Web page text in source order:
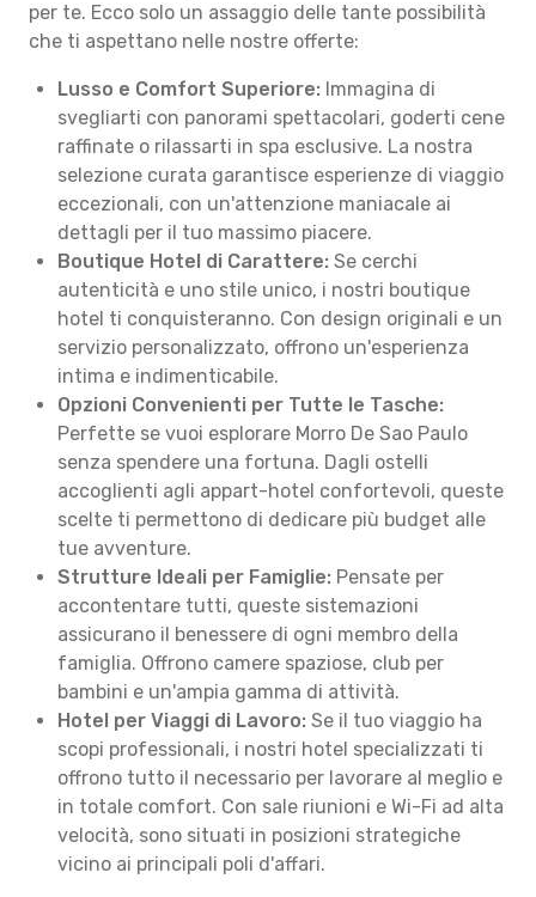
per te. Ecco solo un assaggio delle tante possibilità
che ti aspettano nelle nostre offerte:
Lusso e Comfort Superiore: Immagina di
svegliarti con panorami spettacolari, goderti cene
raffinate o rilassarti in spa esclusive. La nostra
selezione curata garantisce esperienze di viaggio
eccezionali, con un'attenzione maniacale ai
dettagli per il tuo massimo piacere.
Boutique Hotel di Carattere: Se cerchi
autenticità e uno stile unico, i nostri boutique
hotel ti conquisteranno. Con design originali e un
servizio personalizzato, offrono un'esperienza
intima e indimenticabile.
Opzioni Convenienti per Tutte le Tasche:
Perfette se vuoi esplorare Morro De Sao Paulo
senza spendere una fortuna. Dagli ostelli
accoglienti agli appart-hotel confortevoli, queste
scelte ti permettono di dedicare più budget alle
tue avventure.
Strutture Ideali per Famiglie: Pensate per
accontentare tutti, queste sistemazioni
assicurano il benessere di ogni membro della
famiglia. Offrono camere spaziose, club per
bambini e un'ampia gamma di attività.
Hotel per Viaggi di Lavoro: Se il tuo viaggio ha
scopi professionali, i nostri hotel specializzati ti
offrono tutto il necessario per lavorare al meglio e
in totale comfort. Con sale riunioni e Wi-Fi ad alta
velocità, sono situati in posizioni strategiche
vicino ai principali poli d'affari.